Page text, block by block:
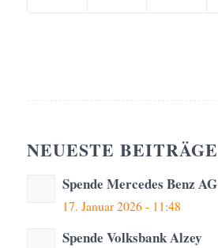
NEUESTE BEITRÄGE
Spende Mercedes Benz AG
17. Januar 2026 - 11:48
Spende Volksbank Alzey